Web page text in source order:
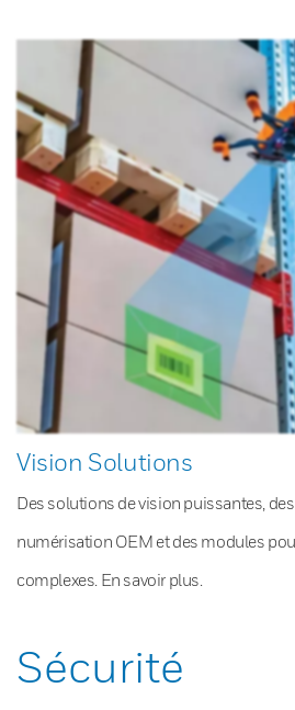
Vision Solutions
Des solutions de vision puissantes,
numérisation OEM et des modules
complexes. En savoir plus.
Sécurité